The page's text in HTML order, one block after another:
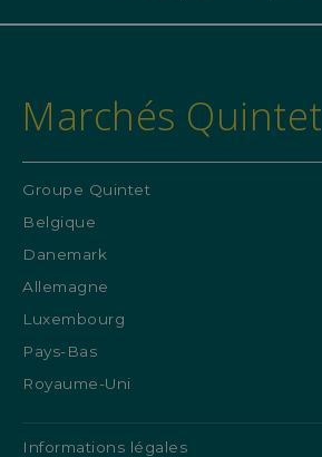
Marchés Quintet
Groupe Quintet
Belgique
Danemark
Allemagne
Luxembourg
Pays-Bas
Royaume-Uni
Informations légales